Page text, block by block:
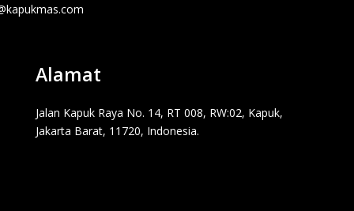
Alamat
Jalan Kapuk Raya No. 14, RT 008, RW:02, Kapuk,
Jakarta Barat, 11720, Indonesia.